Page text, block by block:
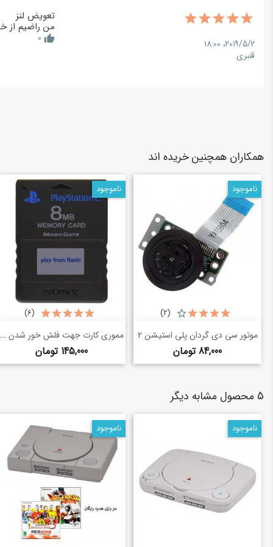
۲۰۱۹/۵/۲،‏ ۱۸:۰۰
قنبری
تعویض لنز
من راضیم از خریدم سونی 1 کوچیک داشتم
thumb_up
0
همکاران همچنین خریده اند
موتور سی دی گردان پلی استیشن 2
قیمت84,000 تومان
(2)
ناموجود
shopping_basketخرید سریع
مموری کارت جهت فلش خور شدن پلی استیشن 2
قیمت145,000 تومان
(6)
ناموجود
shopping_basketخرید سریع
5 محصول مشابه دیگر
ناموجود ناموجود